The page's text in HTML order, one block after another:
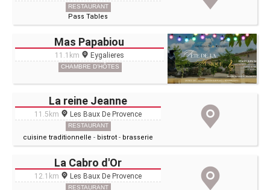
RESTAURANT
Pass Tables
Mas Papabiou
11.1km Eygalieres
CHAMBRE D'HÔTES
La reine Jeanne
11.5km Les Baux De Provence
RESTAURANT
cuisine traditionnelle - bistrot - brasserie
La Cabro d'Or
12.1km Les Baux De Provence
RESTAURANT